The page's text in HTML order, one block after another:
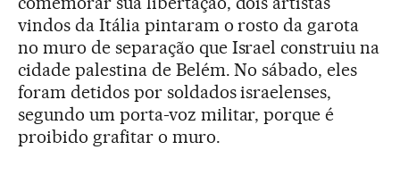
vindos da Itália pintaram o rosto da garota
no muro de separação que Israel construiu na
cidade palestina de Belém. No sábado, eles
foram detidos por soldados israelenses,
segundo um porta-voz militar, porque é
proibido grafitar o muro.